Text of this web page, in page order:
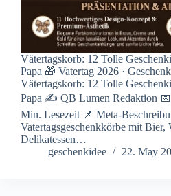
Vätertagskorb: 12 Tolle
Papa 🎁 Vatertag 2026 ·
Vätertagskorb: 12 Tolle
Papa ✍ QB Lumen Redaktion
Min. Lesezeit 📌 Meta-
Vatertagsgeschenkkörbe mit
Delikatessen…
geschenkidee
22. May